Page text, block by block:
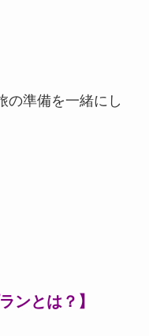
の準備を一緒にし
ンとは？】